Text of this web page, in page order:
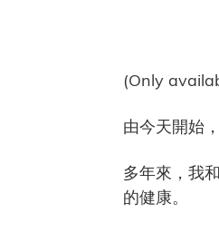
(Only
由今天開始
多年來，我
的健康。